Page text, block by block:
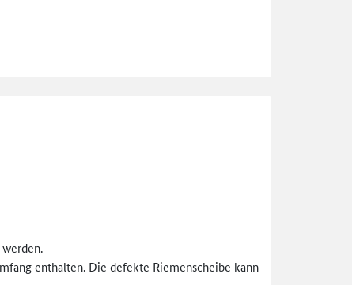
enthalten. Die defekte Riemenscheibe kann